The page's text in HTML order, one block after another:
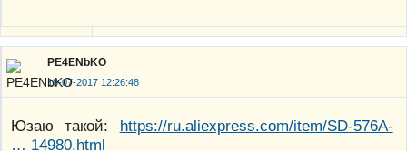
PE4ENbKO
18-07-2017 12:26:48
Юзаю такой: https://ru.aliexpress.com/item/SD-576A-
… 14980.html